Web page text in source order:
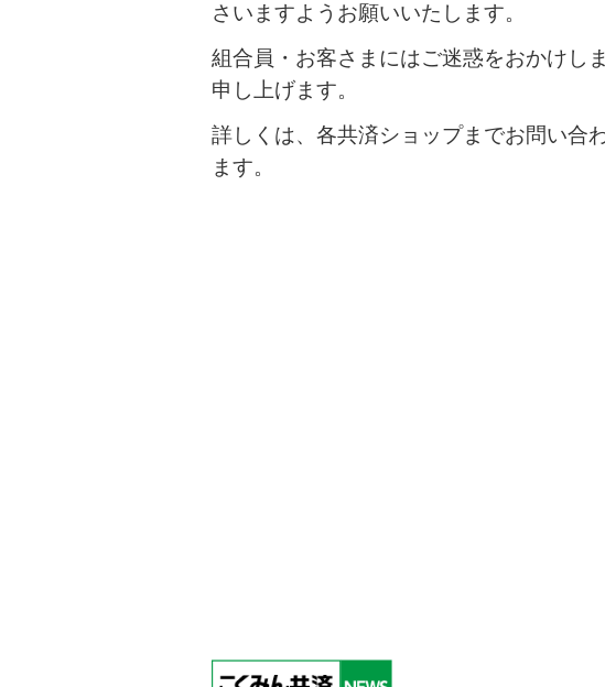
さいますようお願いいたします。
組合員・お客さまにはご迷惑をおかけし
申し上げます。
詳しくは、各共済ショップまでお問い合
ます。